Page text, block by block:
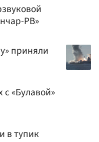
РВ»
приняли
«Булавой»
в тупик